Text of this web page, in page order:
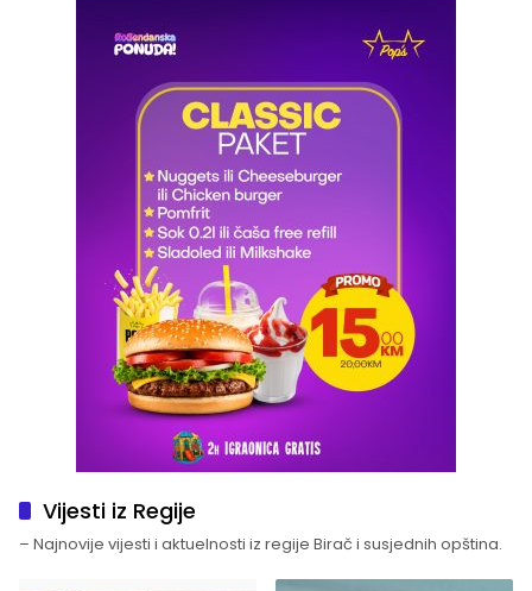
Vijesti iz Regije
– Najnovije vijesti i aktuelnosti iz regije Birač i susjednih opština.